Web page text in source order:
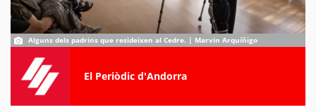
Alguns dels padrins que resideixen al Cedre. | Marvin Arquíñigo
El Periòdic d'Andorra